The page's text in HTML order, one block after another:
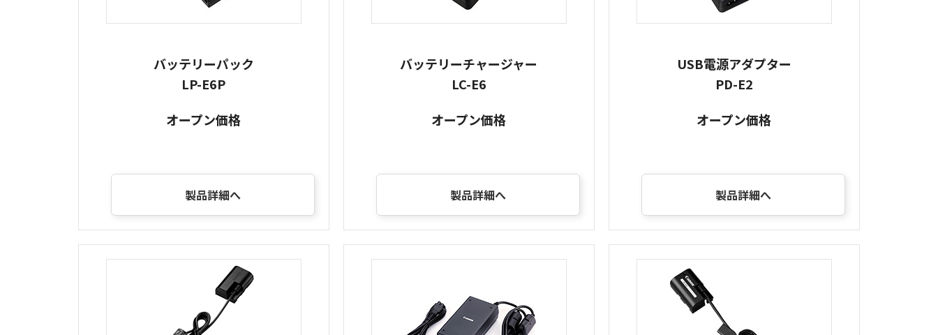
バッテリーパック
LP-E6P
オープン価格
製品詳細へ
バッテリーチャージャー
LC-E6
オープン価格
製品詳細へ
USB電源アダプター
PD-E2
オープン価格
製品詳細へ